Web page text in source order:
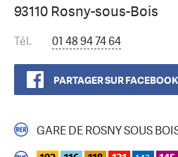
93110 Rosny-sous-Bois
Tél. 01 48 94 74 64
PARTAGER SUR FACEBOOK
GARE DE ROSNY SOUS